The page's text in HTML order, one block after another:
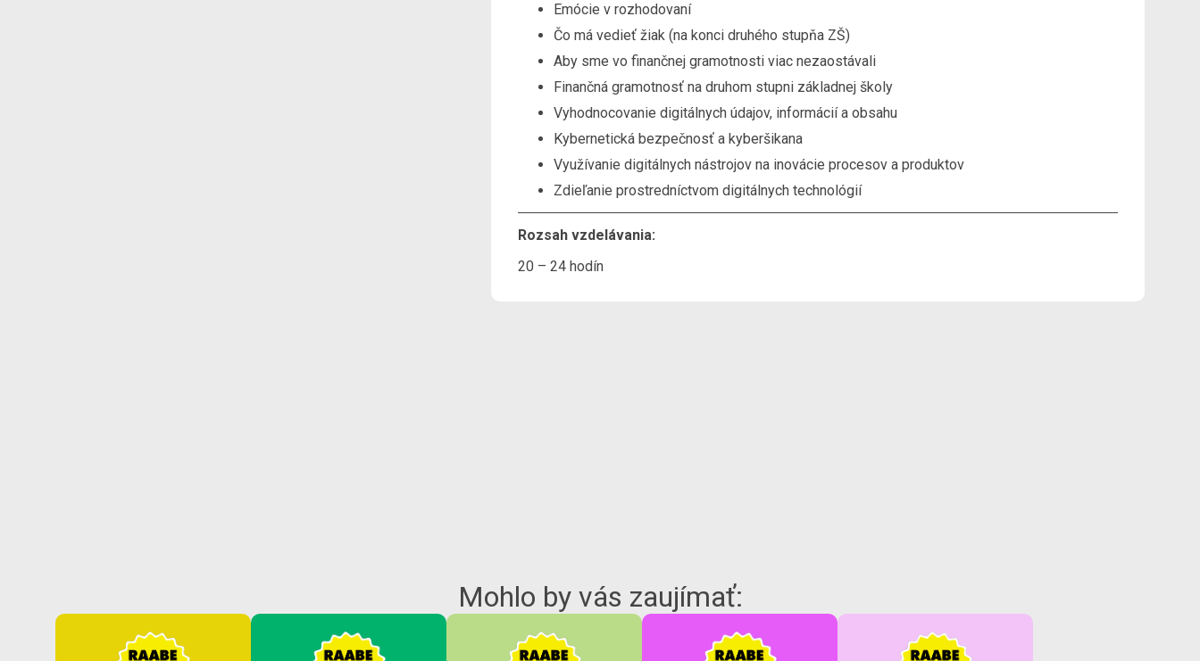
Emócie v rozhodovaní
Čo má vedieť žiak (na konci druhého stupňa ZŠ)
Aby sme vo finančnej gramotnosti viac nezaostávali
Finančná gramotnosť na druhom stupni základnej školy
Vyhodnocovanie digitálnych údajov, informácií a obsahu
Kybernetická bezpečnosť a kyberšikana
Využívanie digitálnych nástrojov na inovácie procesov a produktov
Zdieľanie prostredníctvom digitálnych technológií
Rozsah vzdelávania:
20 – 24 hodín
Mohlo by vás zaujímať: